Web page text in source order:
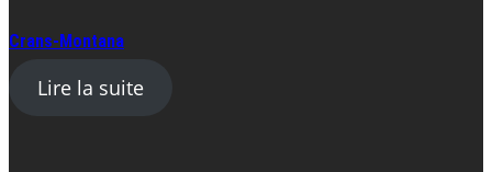
Crans-Montana
Lire la suite